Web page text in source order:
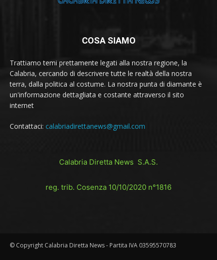
COSA SIAMO
Trattiamo temi prettamente legati alla nostra regione, la
Calabria, cercando di descrivere tutte le realtà della nostra
terra, dalla politica al costume. La nostra punta di diamante è
un'informazione dettagliata e costante attraverso il sito
internet
Contattaci: calabriadirettanews@gmail.com
Calabria Diretta News S.A.S.
reg. trib. Cosenza 10/10/2020 n°1816
© Copyright Calabria Diretta News - Partita IVA 03595570783